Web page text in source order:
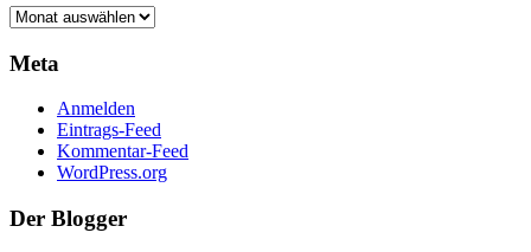
Archiv
Meta
Anmelden
Eintrags-Feed
Kommentar-Feed
WordPress.org
Der Blogger